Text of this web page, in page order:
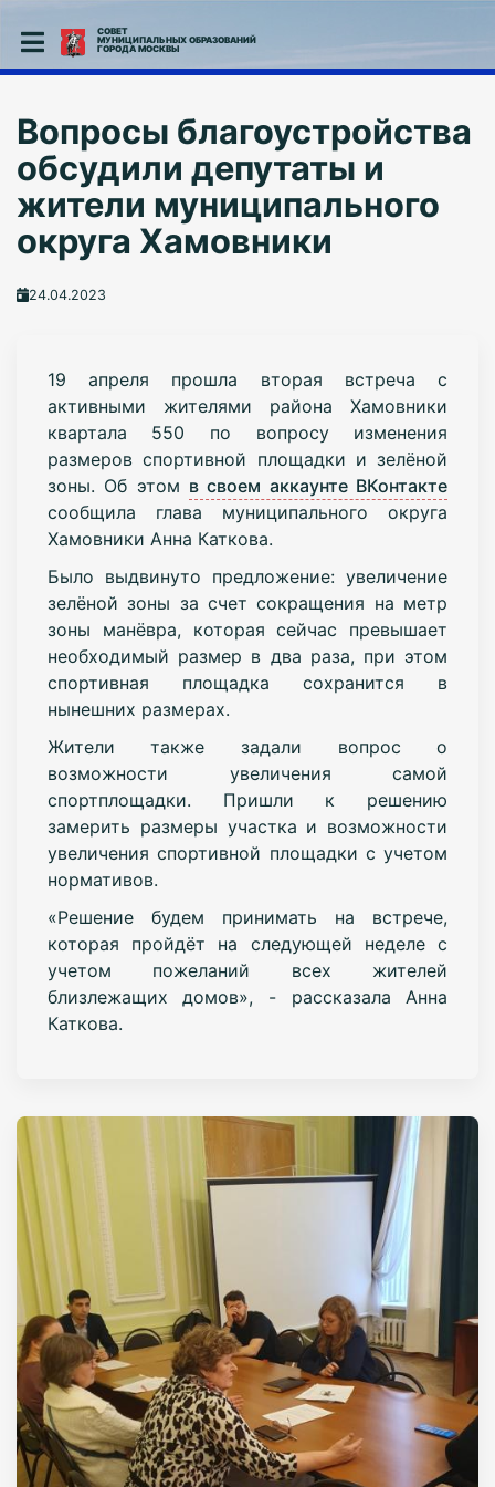
СОВЕТ
МУНИЦИПАЛЬНЫХ ОБРАЗОВАНИЙ
ГОРОДА МОСКВЫ
Вопросы благоустройства
обсудили депутаты и
жители муниципального
округа Хамовники
24.04.2023
19 апреля прошла вторая встреча с
активными жителями района Хамовники
квартала 550 по вопросу изменения
размеров спортивной площадки и зелёной
зоны. Об этом в своем аккаунте ВКонтакте
сообщила глава муниципального округа
Хамовники Анна Каткова.
Было выдвинуто предложение: увеличение
зелёной зоны за счет сокращения на метр
зоны манёвра, которая сейчас превышает
необходимый размер в два раза, при этом
спортивная площадка сохранится в
нынешних размерах.
Жители также задали вопрос о
возможности увеличения самой
спортплощадки. Пришли к решению
замерить размеры участка и возможности
увеличения спортивной площадки с учетом
нормативов.
«Решение будем принимать на встрече,
которая пройдёт на следующей неделе с
учетом пожеланий всех жителей
близлежащих домов», - рассказала Анна
Каткова.